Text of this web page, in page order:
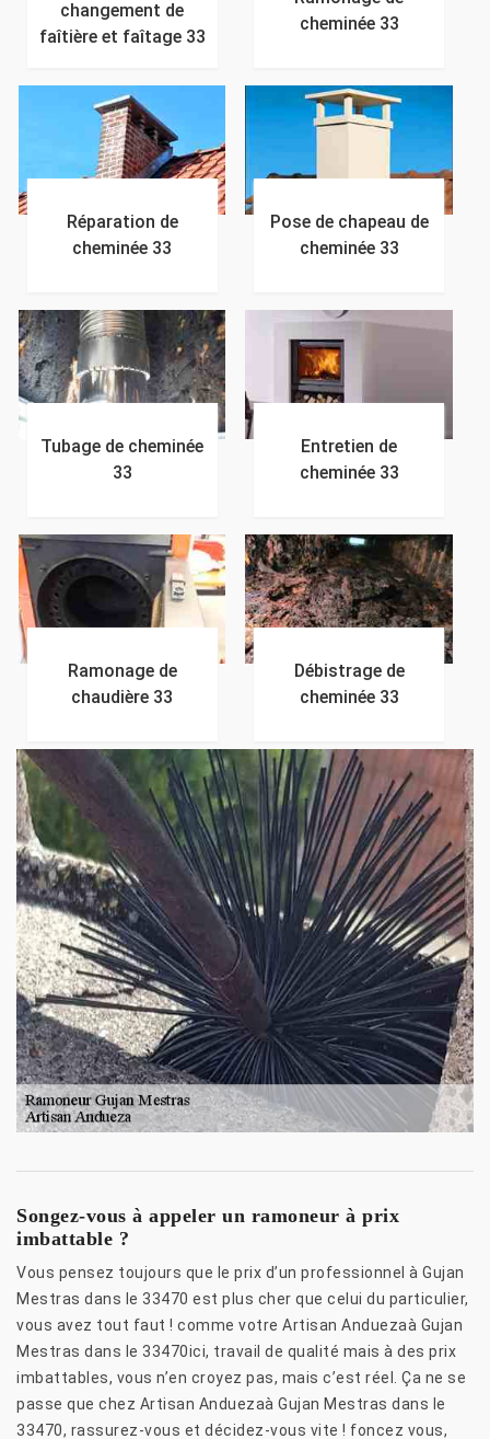
changement de
faîtière et faîtage 33
cheminée 33
Réparation de
cheminée 33
Pose de chapeau de
cheminée 33
Tubage de cheminée
33
Entretien de
cheminée 33
Ramonage de
chaudière 33
Débistrage de
cheminée 33
Songez-vous à appeler un ramoneur à prix
imbattable ?
Vous pensez toujours que le prix d’un professionnel à Gujan
Mestras dans le 33470 est plus cher que celui du particulier,
vous avez tout faut ! comme votre Artisan Anduezaà Gujan
Mestras dans le 33470ici, travail de qualité mais à des prix
imbattables, vous n’en croyez pas, mais c’est réel. Ça ne se
passe que chez Artisan Anduezaà Gujan Mestras dans le
33470, rassurez-vous et décidez-vous vite ! foncez vous,